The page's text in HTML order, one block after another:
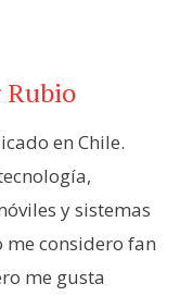
Rubio
en Chile.
y sistemas
me considero fan
me gusta